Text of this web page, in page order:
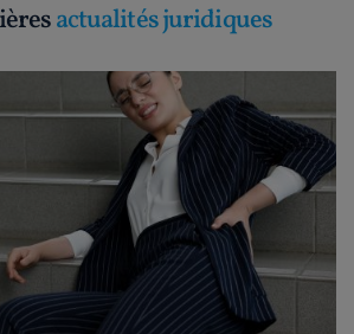
actualités juridiques